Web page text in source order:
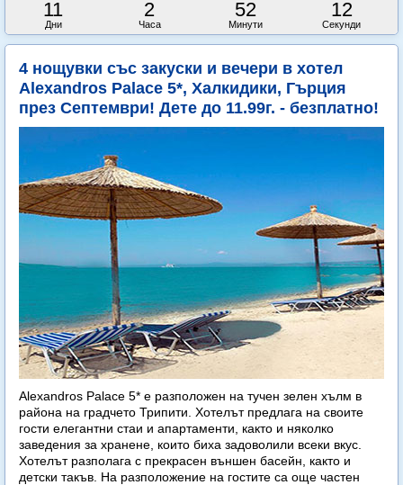
11
Дни
2
Часа
52
Минути
10
Секунди
4 нощувки със закуски и вечери в хотел
Alexandros Palace 5*, Халкидики, Гърция
през Септември! Дете до 11.99г. - безплатно!
Alexandros Palace 5* e разположен на тучен зелен хълм в
района на градчето Трипити. Хотелът предлага на своите
гости елегантни стаи и апартаменти, както и няколко
заведения за хранене, които биха задоволили всеки вкус.
Хотелът разполага с прекрасен външен басейн, както и
детски такъв. На разположение на гостите са още частен